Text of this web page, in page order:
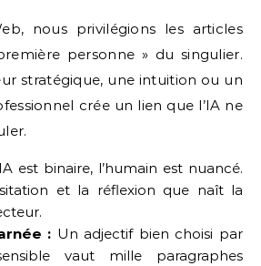
nous privilégions les articles
personne » du singulier.
stratégique, une intuition ou un
crée un lien que l’IA ne
est binaire, l’humain est nuancé.
et la réflexion que naît la
: Un adjectif bien choisi par
vaut mille paragraphes